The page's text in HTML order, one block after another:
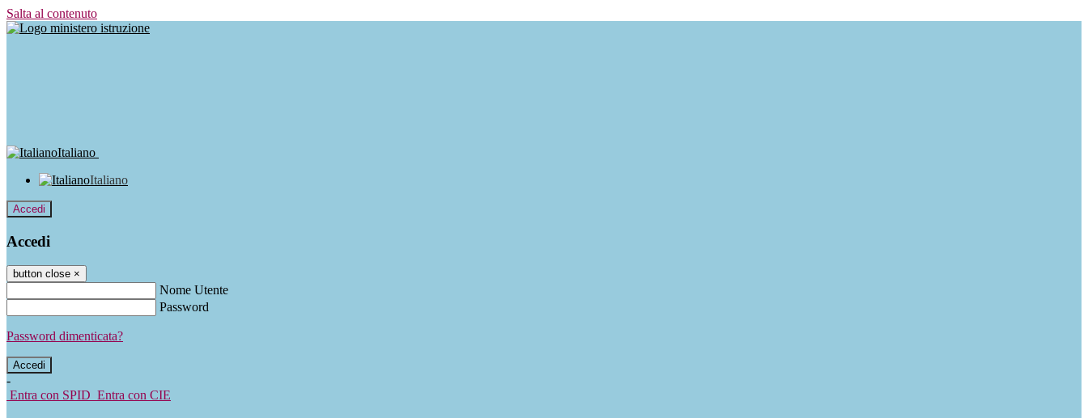
Salta al contenuto
Italiano
Italiano
Accedi
Accedi
button close ×
Nome Utente
Password
Password dimenticata?
-
Entra con SPID Entra con CIE